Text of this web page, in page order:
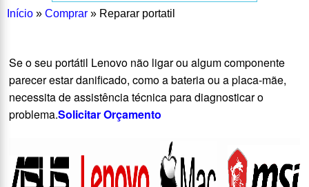
Início » Comprar » Reparar portatil
Se o seu portátil Lenovo não ligar ou algum componente
parecer estar danificado, como a bateria ou a placa-mãe,
necessita de assistência técnica para diagnosticar o
problema.Solicitar Orçamento